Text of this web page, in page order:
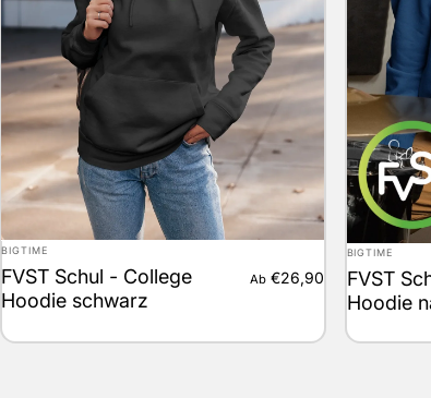
Anbieter:
BIGTIME
FVST Schul - College
Hoodie schwarz
Ab €26,90
Anbieter:
BIGTIME
FVST
Hoodie